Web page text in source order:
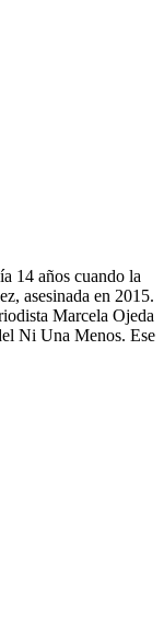
14 años cuando la
asesinada en 2015.
Marcela Ojeda
Ni Una Menos. Ese